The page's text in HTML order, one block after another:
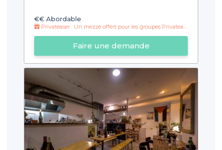
€€ Abordable
Privateaser : Un mezze offert pour les groupes Privateaser !
Faire une demande